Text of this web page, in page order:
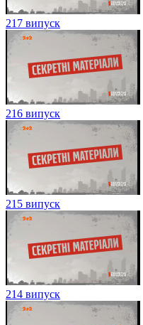
217 випуск
216 випуск
215 випуск
214 випуск